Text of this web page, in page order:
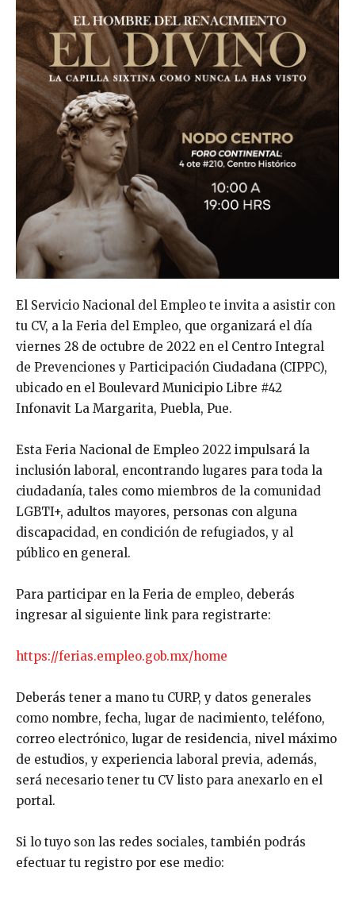
El Servicio Nacional del Empleo te invita a asistir con
tu CV, a la Feria del Empleo, que organizará el día
viernes 28 de octubre de 2022 en el Centro Integral
de Prevenciones y Participación Ciudadana (CIPPC),
ubicado en el Boulevard Municipio Libre #42
Infonavit La Margarita, Puebla, Pue.
Esta Feria Nacional de Empleo 2022 impulsará la
inclusión laboral, encontrando lugares para toda la
ciudadanía, tales como miembros de la comunidad
LGBTI+, adultos mayores, personas con alguna
discapacidad, en condición de refugiados, y al
público en general.
Para participar en la Feria de empleo, deberás
ingresar al siguiente link para registrarte:
https://ferias.empleo.gob.mx/home
Deberás tener a mano tu CURP, y datos generales
como nombre, fecha, lugar de nacimiento, teléfono,
correo electrónico, lugar de residencia, nivel máximo
de estudios, y experiencia laboral previa, además,
será necesario tener tu CV listo para anexarlo en el
portal.
Si lo tuyo son las redes sociales, también podrás
efectuar tu registro por ese medio: